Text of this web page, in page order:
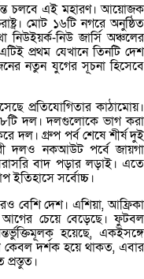
চলবে এই মহারণ। আয়োজক
মোট ১৬টি নগরে অনুষ্ঠিত
নিউ জার্সি অঞ্চলের
প্রথম যেখানে তিনটি দেশ
নতুন যুগের সূচনা হিসেবে
প্রতিযোগিতার কাঠামোয়।
দল। দলগুলোকে ভাগ করা
দল। গ্রুপ পর্ব শেষে শীর্ষ দুই
দলও নকআউট পর্বে জায়গা
বাদ পড়ার লড়াই। এতে
ইতিহাসে সর্বোচ্চ।
বেশি দেশ। এশিয়া, আফ্রিকা
আগের চেয়ে বেড়েছে। ফুটবল
হয়েছে, একইসঙ্গে
দর্শক হয়ে থাকত, এবার